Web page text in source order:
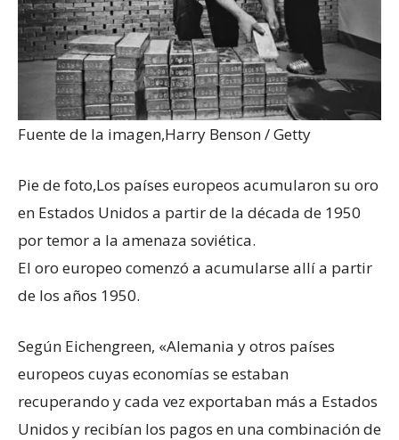
Fuente de la imagen,Harry Benson / Getty
Pie de foto,Los países europeos acumularon su oro
en Estados Unidos a partir de la década de 1950
por temor a la amenaza soviética.
El oro europeo comenzó a acumularse allí a partir
de los años 1950.
Según Eichengreen, «Alemania y otros países
europeos cuyas economías se estaban
recuperando y cada vez exportaban más a Estados
Unidos y recibían los pagos en una combinación de